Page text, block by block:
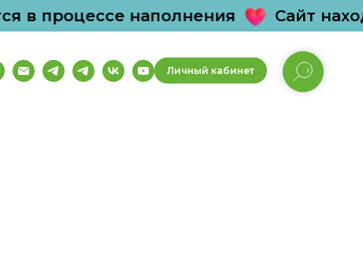
в процессе наполнения Сайт
Личный кабинет